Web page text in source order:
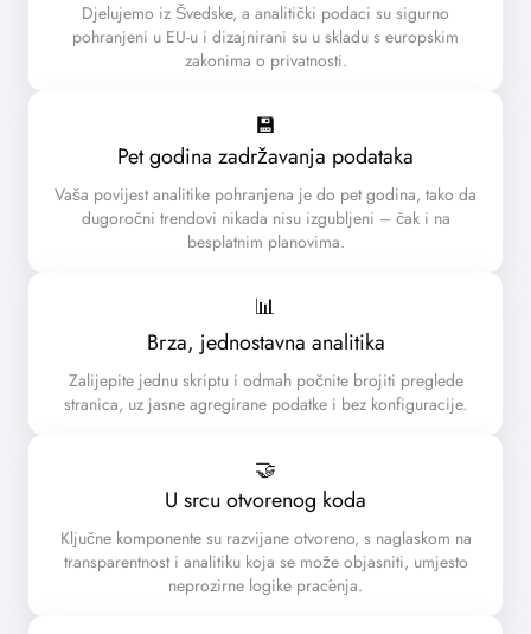
Djelujemo iz Švedske, a analitički podaci su sigurno
pohranjeni u EU-u i dizajnirani su u skladu s europskim
zakonima o privatnosti.
💾
Pet godina zadržavanja podataka
Vaša povijest analitike pohranjena je do pet godina, tako da
dugoročni trendovi nikada nisu izgubljeni – čak i na
besplatnim planovima.
📊
Brza, jednostavna analitika
Zalijepite jednu skriptu i odmah počnite brojiti preglede
stranica, uz jasne agregirane podatke i bez konfiguracije.
🤝
U srcu otvorenog koda
Ključne komponente su razvijane otvoreno, s naglaskom na
transparentnost i analitiku koja se može objasniti, umjesto
neprozirne logike praćenja.